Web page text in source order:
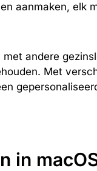
aanmaken, elk
andere
Met
in